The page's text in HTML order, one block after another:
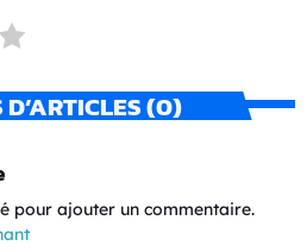
(0)
pour ajouter un commentaire.